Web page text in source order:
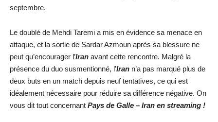
septembre.
Le doublé de Mehdi Taremi a mis en évidence sa menace en
attaque, et la sortie de Sardar Azmoun après sa blessure ne
peut qu’encourager l’Iran avant cette rencontre. Malgré la
présence du duo susmentionné, l’Iran n’a pas marqué plus de
deux buts en un match depuis neuf tentatives, ce qui est
idéalement nécessaire pour réduire sa différence négative. On
vous dit tout concernant Pays de Galle – Iran en streaming !